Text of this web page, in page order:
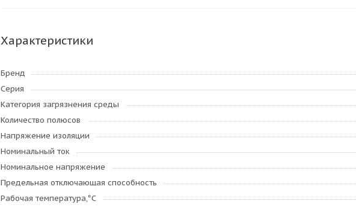
Характеристики
Бренд
Серия
Категория загрязнения среды
Количество полюсов
Напряжение изоляции
Номинальный ток
Номинальное напряжение
Предельная отключающая способность
Рабочая температура,°C